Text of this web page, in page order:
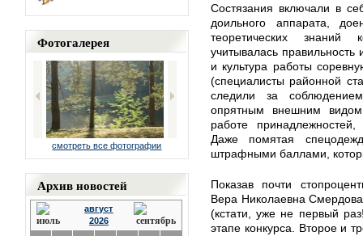
Фотогалерея
смотреть все фотографии
Архив новостей
август
2026
Состязания включали в
доильного аппарата,
теоретических знаний
учитывалась правильность
и культура работы
(специалисты районной
следили за
опрятным внешним видом
работе
Даже помятая
штрафными баллами,
Показав почти
Вера Николаевна
(кстати, уже не первый
этапе конкурса. Второе и